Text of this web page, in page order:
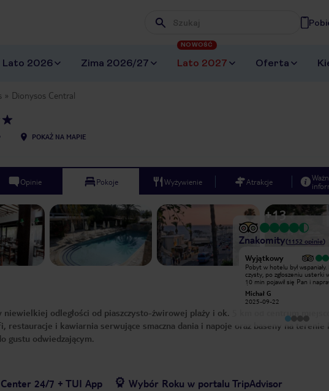
Wpisz frazę, której szukasz
Lato 2026 Zima 2026/27 Lato 2027
NOWOŚĆ
Oferta
Dionysos Central
POKAŻ NA MAPIE
Opinie Pokoje Wyżywienie Atrakcje
+13
Znakomity(1152 opinie)
Bardzo dobry
Moja córka i ja właśnie wróciliśmy z
ręką i nie obejmuje to dużo
chodzenia w dowolne miejsce.
Personel jest bardzo przyjazny.
Jedzenie jest ograniczone w
wszystkiego.
Wyjątkowy
Pobyt w hotelu był wspaniały.
czysty, po zgłoszeniu usterki
10 min pojawił się Pan i
recepcji bardzo pomocna,
uprzejma i uśmiechnięta. Gdy
Michał G
2025-09-22
odległości od piaszczysto-żwirowej plaży i ok. 5 km od centrum
restauracje i kawiarnia serwujące smaczna dania i napoje oraz baseny na terenie
gustu odwiedzającym.
24/7 + TUI App Wybór Roku w portalu TripAdvisor